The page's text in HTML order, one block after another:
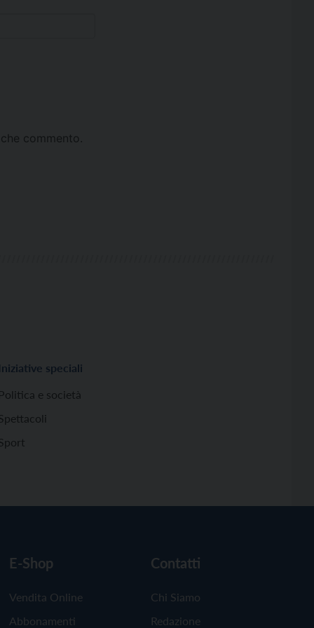
commento.
Iniziative speciali
Politica e società
E-Shop
Vendita Online
Abbonamenti
Contatti
Chi Siamo
Redazione